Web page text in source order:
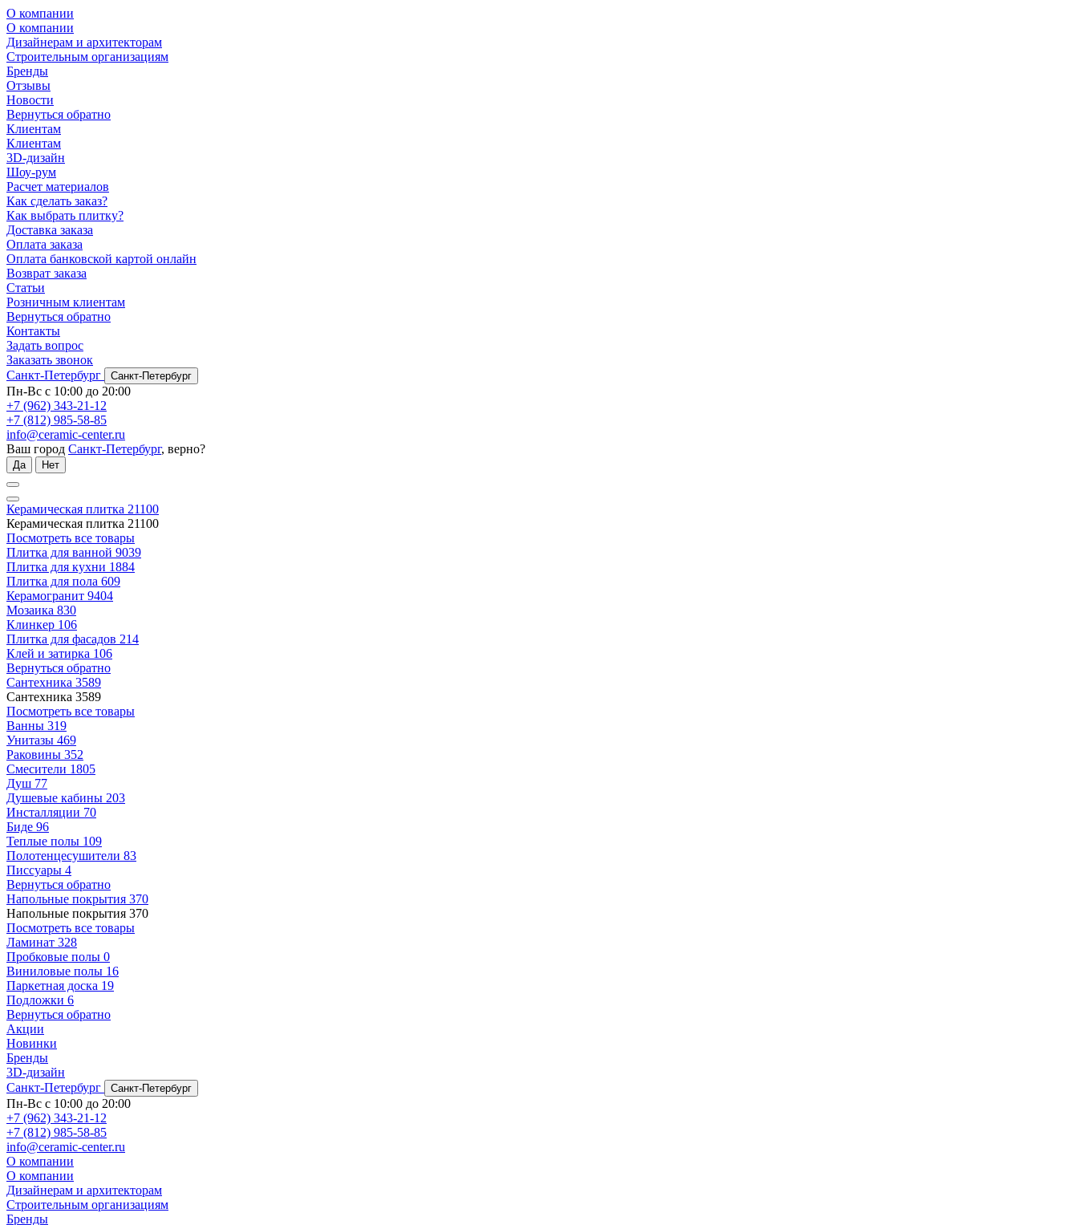
О компании
О компании
Дизайнерам и архитекторам
Строительным организациям
Бренды
Отзывы
Новости
Вернуться обратно
Клиентам
Клиентам
3D-дизайн
Шоу-рум
Расчет материалов
Как сделать заказ?
Как выбрать плитку?
Доставка заказа
Оплата заказа
Оплата банковской картой онлайн
Возврат заказа
Статьи
Розничным клиентам
Вернуться обратно
Контакты
Задать вопрос
Заказать звонок
Санкт-Петербург
Санкт-Петербург
Пн-Вс с 10:00 до 20:00
+7 (962) 343-21-12
+7 (812) 985-58-85
info@ceramic-center.ru
Ваш город Санкт-Петербург, верно?
Да Нет
Керамическая плитка 21100
Керамическая плитка 21100
Посмотреть все товары
Плитка для ванной 9039
Плитка для кухни 1884
Плитка для пола 609
Керамогранит 9404
Мозаика 830
Клинкер 106
Плитка для фасадов 214
Клей и затирка 106
Вернуться обратно
Сантехника 3589
Сантехника 3589
Посмотреть все товары
Ванны 319
Унитазы 469
Раковины 352
Смесители 1805
Душ 77
Душевые кабины 203
Инсталляции 70
Биде 96
Теплые полы 109
Полотенцесушители 83
Писсуары 4
Вернуться обратно
Напольные покрытия 370
Напольные покрытия 370
Посмотреть все товары
Ламинат 328
Пробковые полы 0
Виниловые полы 16
Паркетная доска 19
Подложки 6
Вернуться обратно
Акции
Новинки
Бренды
3D-дизайн
Санкт-Петербург
Санкт-Петербург
Пн-Вс с 10:00 до 20:00
+7 (962) 343-21-12
+7 (812) 985-58-85
info@ceramic-center.ru
О компании
О компании
Дизайнерам и архитекторам
Строительным организациям
Бренды